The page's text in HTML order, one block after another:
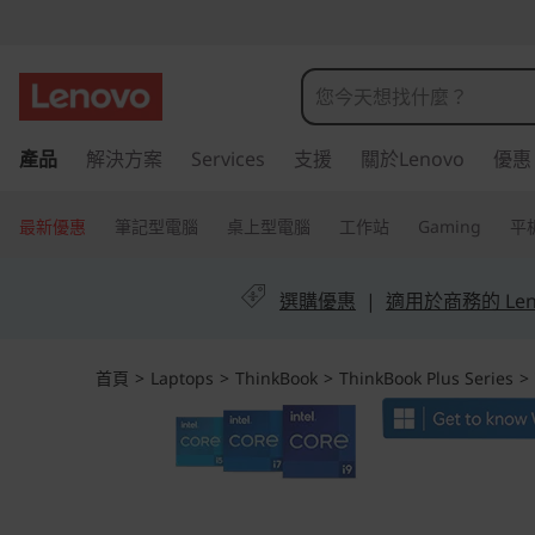
h
n
k
至
要
產品 解決方案 Services 支援 關於Lenovo 優惠
最新優惠 筆記型電腦 桌上型電腦 工作站 Gaming 平
選購優惠 | 適用於商務的
首頁 > Laptops > ThinkBook > ThinkBook Plus Series >